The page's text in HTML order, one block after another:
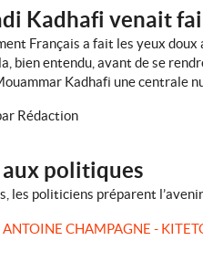
Kadhafi venait
Français a fait les yeux
bien entendu, avant de se
Kadhafi une centrale
Rédaction
aux politiques
les politiciens préparent l’avenir.
ANTOINE CHAMPAGNE -